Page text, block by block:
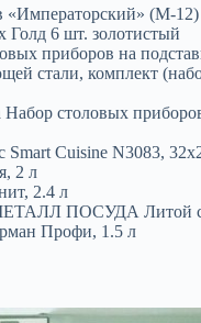
«Императорский» (М-
Голд 6 шт. золотистый
приборов на
стали, комплект
столовых
Smart Cuisine N3083,
2 л
2.4 л
ПОСУДА Литой с
Профи, 1.5 л